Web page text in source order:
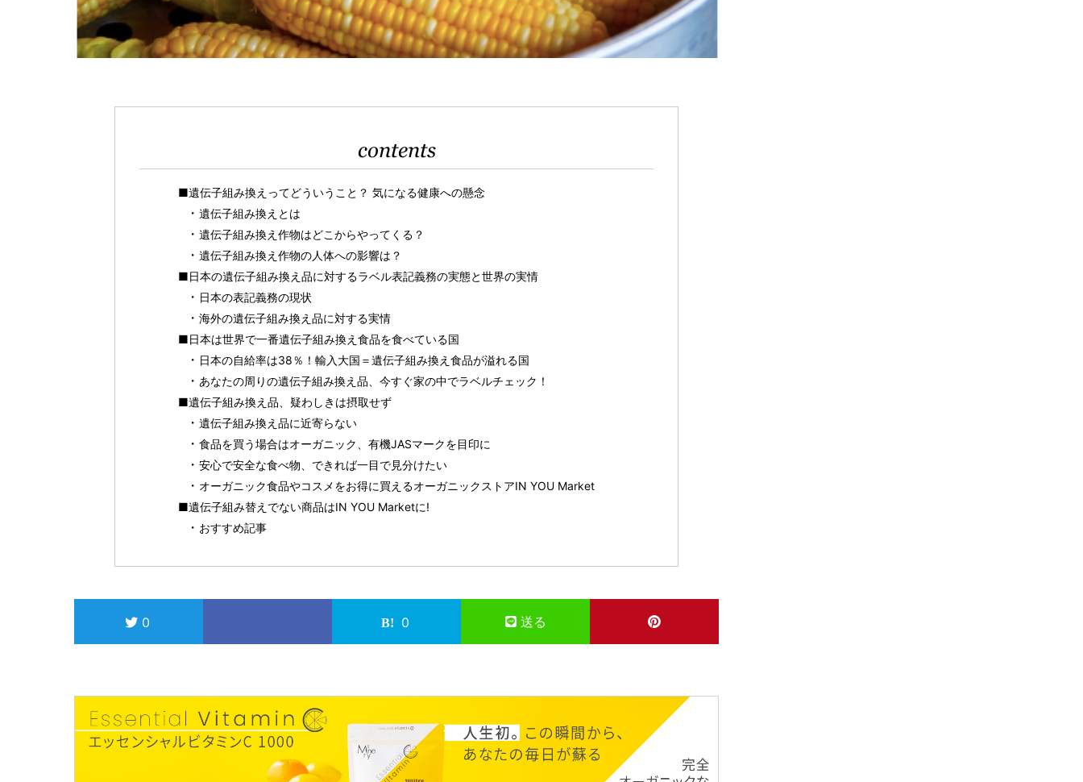
contents
■遺伝子組み換えってどういうこと？ 気になる健康への懸念
遺伝子組み換えとは
遺伝子組み換え作物はどこからやってくる？
遺伝子組み換え作物の人体への影響は？
■日本の遺伝子組み換え品に対するラベル表記義務の実態と世界の実情
日本の表記義務の現状
海外の遺伝子組み換え品に対する実情
■日本は世界で一番遺伝子組み換え食品を食べている国
日本の自給率は38％！輸入大国＝遺伝子組み換え食品が溢れる国
あなたの周りの遺伝子組み換え品、今すぐ家の中でラベルチェック！
■遺伝子組み換え品、疑わしきは摂取せず
遺伝子組み換え品に近寄らない
食品を買う場合はオーガニック、有機JASマークを目印に
安心で安全な食べ物、できれば一目で見分けたい
オーガニック食品やコスメをお得に買えるオーガニックストアIN YOU Market
■遺伝子組み替えでない商品はIN YOU Marketに!
おすすめ記事
0 0 送る